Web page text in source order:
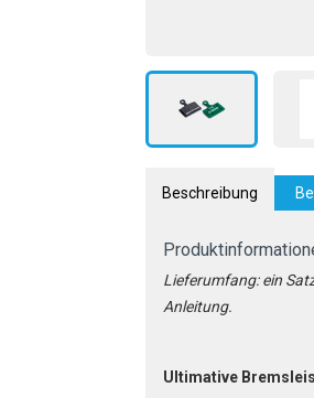
Beschreibung
Lieferumfang: ein
Anleitung.
Ultimative